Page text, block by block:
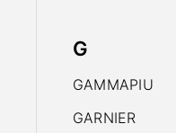
G
GAMMAPIU
GARNIER